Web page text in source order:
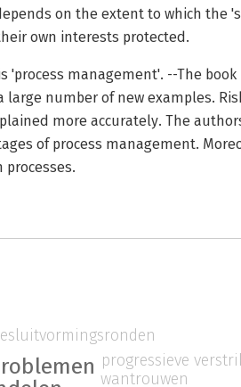
on the extent to which the
own interests protected.
management'. --The book
number of new examples.
more accurately. The
of process management.
wantrouwen
progressieve